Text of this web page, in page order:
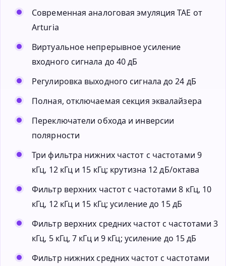
Современная аналоговая эмуляция TAE от
Arturia
Виртуальное непрерывное усиление
входного сигнала до 40 дБ
Регулировка выходного сигнала до 24 дБ
Полная, отключаемая секция эквалайзера
Переключатели обхода и инверсии
полярности
Три фильтра нижних частот с частотами 9
кГц, 12 кГц и 15 кГц; крутизна 12 дБ/октава
Фильтр верхних частот с частотами 8 кГц, 10
кГц, 12 кГц и 15 кГц; усиление до 15 дБ
Фильтр верхних средних частот с частотами 3
кГц, 5 кГц, 7 кГц и 9 кГц; усиление до 15 дБ
Фильтр нижних средних частот с частотами